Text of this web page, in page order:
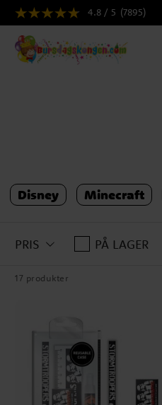
4.8 / 5 (7895)
Disney Minecraft
PRIS PÅ LAGER
17 produkter